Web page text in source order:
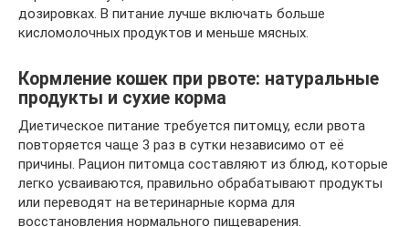
дозировках. В питание лучше включать больше
кисломолочных продуктов и меньше мясных.
Кормление кошек при рвоте: натуральные
продукты и сухие корма
Диетическое питание требуется питомцу, если рвота
повторяется чаще 3 раз в сутки независимо от её
причины. Рацион питомца составляют из блюд, которые
легко усваиваются, правильно обрабатывают продукты
или переводят на ветеринарные корма для
восстановления нормального пищеварения.